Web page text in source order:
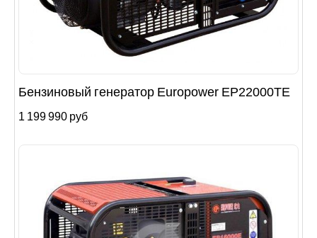
Бензиновый генератор Europower EP22000TE
1 199 990 руб